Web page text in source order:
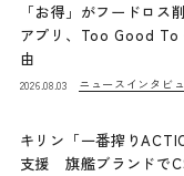
「お得」がフードロ
アプリ、Too Good To
由
2026.08.03 ニュース インタビ
キリン「一番搾り
支援 旗艦ブランドで